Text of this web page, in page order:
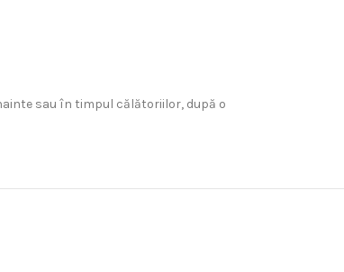
sau în timpul călătoriilor, după o